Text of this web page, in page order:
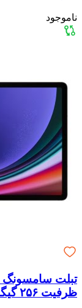
ناموجود
ظرفیت ۲۵۶ گیگابایت و رم ۱۲ گیگابایت مدل 5G